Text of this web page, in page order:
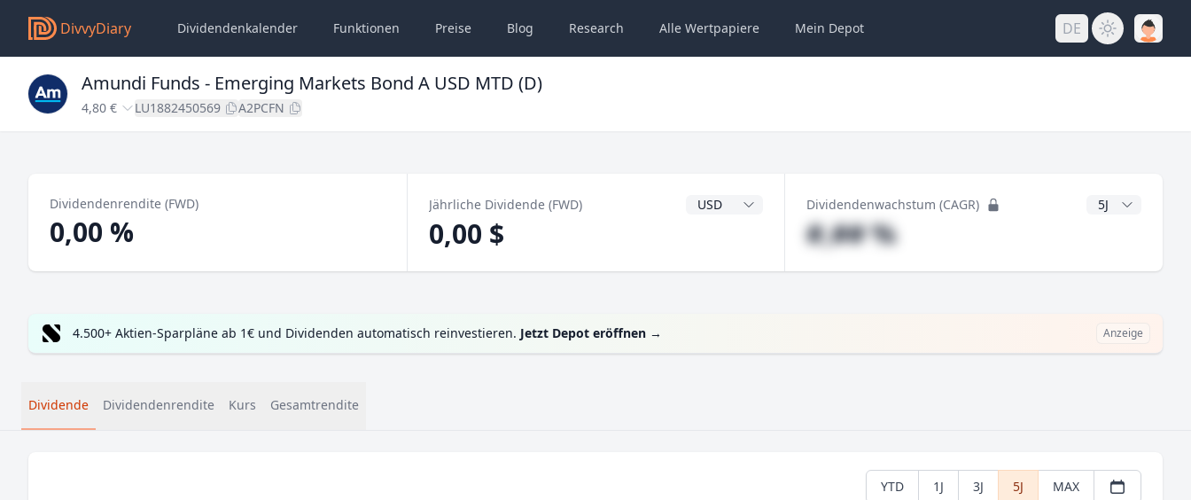
DivvyDiary Dividendenkalender Funktionen Preise Blog Research Alle Wertpapiere Mein Depot DE
Amundi Funds - Emerging Markets Bond A USD MTD (D)
4,80 € LU1882450569 A2PCFN
Dividendenrendite (FWD)
0,00 %
Jährliche Dividende (FWD) Dividendenwährung
0,00 $
Dividendenwachstum (CAGR) CAGR Jahre
#,## %
4.500+ Aktien-Sparpläne ab 1€ und Dividenden automatisch reinvestieren. Jetzt Depot eröffnen → Anzeige
Dividende Dividendenrendite Kurs Gesamtrendite
YTD 1J 3J 5J MAX